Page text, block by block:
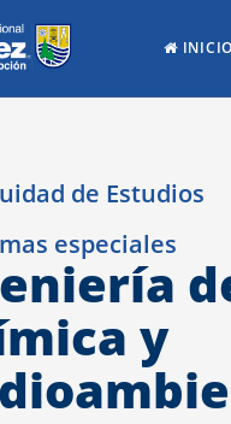
INICIO
de Estudios
especiales
y